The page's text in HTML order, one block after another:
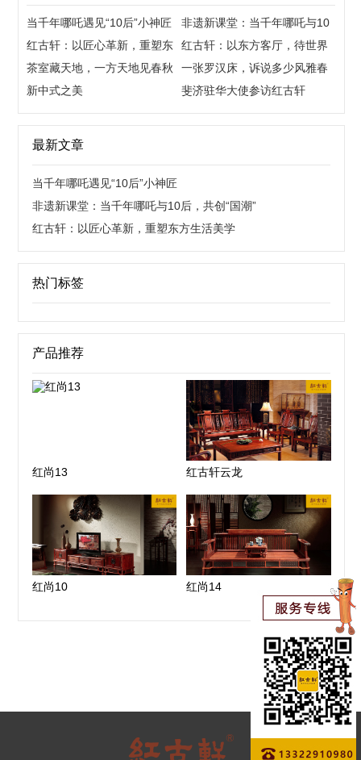
当千年哪吒遇见“10后”小神匠
非遗新课堂：当千年哪吒与10
后，共创“国潮”
红古轩：以匠心革新，重塑东
方生活美学
红古轩：以东方客厅，待世界
来宾
茶室藏天地，一方天地见春秋
一张罗汉床，诉说多少风雅春
秋
新中式之美 斐济驻华大使参访红古轩
最新文章
当千年哪吒遇见“10后”小神匠
非遗新课堂：当千年哪吒与10后，共创“国潮”
红古轩：以匠心革新，重塑东方生活美学
热门标签
产品推荐
红尚13 红古轩云龙
红尚10 红尚14